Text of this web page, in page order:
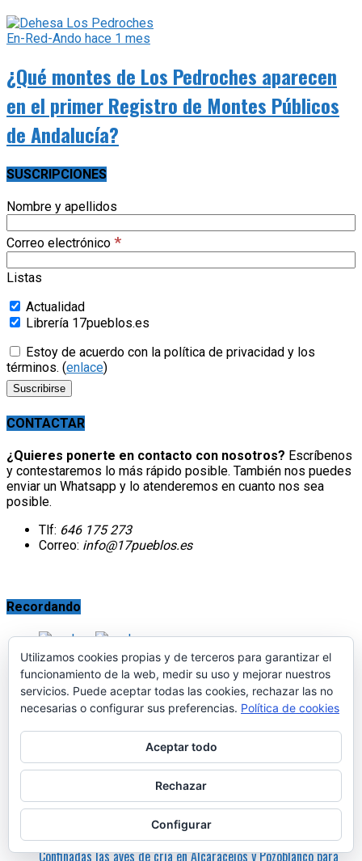
En-Red-Ando hace 1 mes
¿Qué montes de Los Pedroches aparecen
en el primer Registro de Montes Públicos
de Andalucía?
SUSCRIPCIONES
Nombre y apellidos
Correo electrónico *
Listas
Actualidad
Librería 17pueblos.es
Estoy de acuerdo con la política de privacidad y los
términos. (enlace)
CONTACTAR
¿Quieres ponerte en contacto con nosotros? Escríbenos
y contestaremos lo más rápido posible. También nos puedes
enviar un Whatsapp y lo atenderemos en cuanto nos sea
posible.
Tlf: 646 175 273
Correo: info@17pueblos.es
Recordando
En-Red-Andohace 9 meses
Gachas para el día de Todos los Santos, en Los Pedroches
Actualidadhace 5 meses
Se pide la reparación y ensanche de la carretera que une
Villanueva de Córdoba con Obejo
hace 9 meses
Confinadas las aves de cría en Alcaracejos y Pozoblanco para
Utilizamos cookies propias y de terceros para garantizar el
funcionamiento de la web, medir su uso y mejorar nuestros
servicios. Puede aceptar todas las cookies, rechazar las no
necesarias o configurar sus preferencias. Política de cookies
Aceptar todo
Rechazar
Configurar